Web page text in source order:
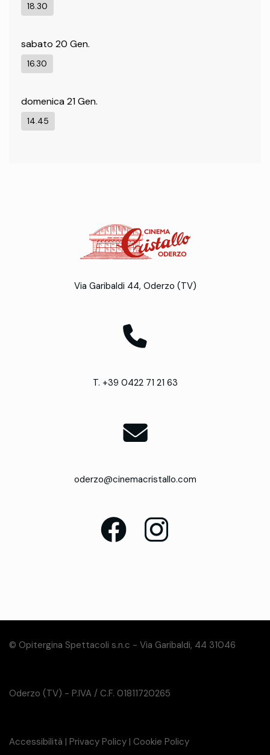
18.30
sabato 20 Gen.
16.30
domenica 21 Gen.
14.45
Via Garibaldi 44, Oderzo (TV)
T. +39 0422 71 21 63
oderzo@cinemacristallo.com
© Opitergina Spettacoli s.n.c - Via Garibaldi, 44 31046
Oderzo (TV) - P.IVA / C.F. 01811720265
Accessibilità | Privacy Policy | Cookie Policy